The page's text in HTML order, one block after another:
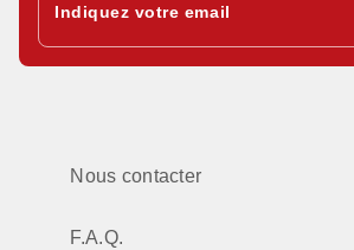
Indiquez votre email
Nous contacter
F.A.Q.